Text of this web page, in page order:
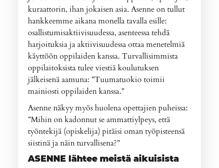
kuraattorin, ihan jokaisen asia. Asenne on tullut
hankkeemme aikana monella tavalla esille:
osallistumisaktiivisuudessa, asenteessa tehdä
harjoituksia ja aktiivisuudessa ottaa menetelmiä
käyttöön oppilaiden kanssa. Turvallisimmista
oppilaitoksista tulee viestiä koulutuksen
jälkeisenä aamuna: ”Tuumatuokio toimii
mainiosti oppilaiden kanssa.”
Asenne näkyy myös huolena opettajien puheissa:
”Mihin on kadonnut se ammattiylpeys, että
työntekijä (opiskelija) pitäisi oman työpisteensä
siistinä ja näin turvallisena?”
ASENNE lähtee meistä aikuisista